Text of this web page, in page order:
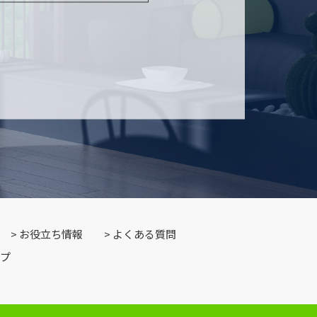
お役立ち情報
よくある質問